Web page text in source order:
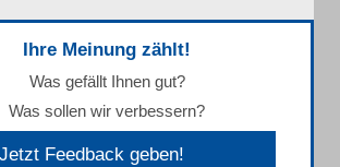
Ihre Meinung zählt!
Was gefällt Ihnen gut?
Was sollen wir verbessern?
Jetzt Feedback geben!